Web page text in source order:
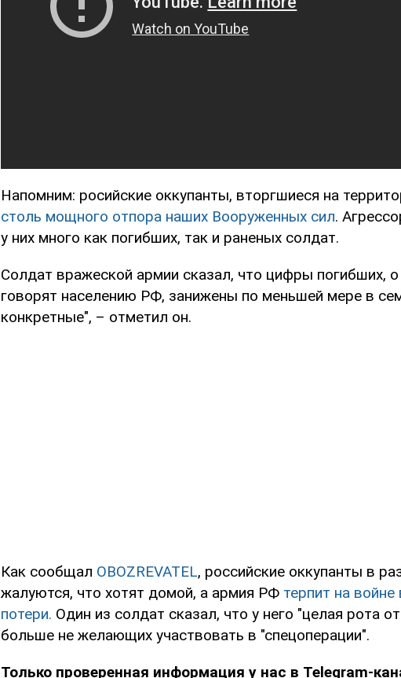
Напомним: росийские оккупанты, вторгшиеся на
столь мощного отпора наших Вооруженных сил.
у них много как погибших, так и раненых солдат.
Солдат вражеской армии сказал, что цифры погибших,
говорят населению РФ, занижены по меньшей мере в
конкретные", – отметил он.
Как сообщал OBOZREVATEL, российские оккупанты в
жалуются, что хотят домой, а армия РФ терпит на
потери. Один из солдат сказал, что у него "целая рота
больше не желающих участвовать в "спецоперации".
Только проверенная информация у нас в Telegram-